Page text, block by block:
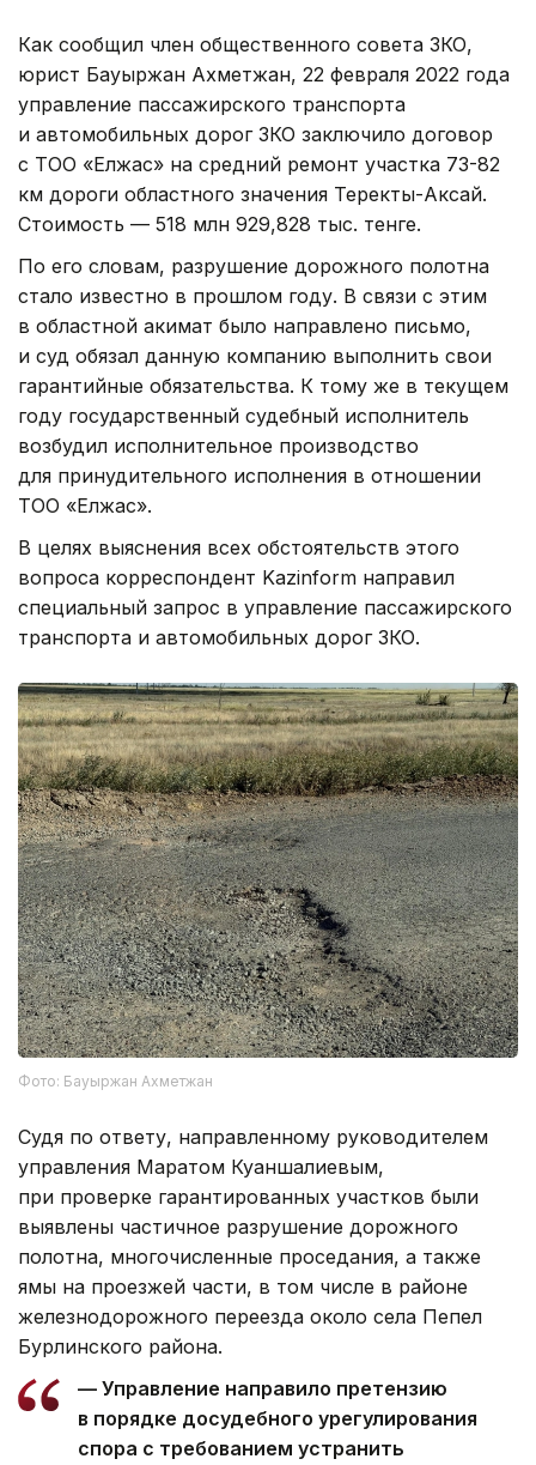
Как сообщил член общественного совета ЗКО,
юрист Бауыржан Ахметжан, 22 февраля 2022 года
управление пассажирского транспорта
и автомобильных дорог ЗКО заключило договор
с ТОО «Елжас» на средний ремонт участка 73-82
км дороги областного значения Теректы-Аксай.
Стоимость — 518 млн 929,828 тыс. тенге.
По его словам, разрушение дорожного полотна
стало известно в прошлом году. В связи с этим
в областной акимат было направлено письмо,
и суд обязал данную компанию выполнить свои
гарантийные обязательства. К тому же в текущем
году государственный судебный исполнитель
возбудил исполнительное производство
для принудительного исполнения в отношении
ТОО «Елжас».
В целях выяснения всех обстоятельств этого
вопроса корреспондент Kazinform направил
специальный запрос в управление пассажирского
транспорта и автомобильных дорог ЗКО.
Фото: Бауыржан Ахметжан
Судя по ответу, направленному руководителем
управления Маратом Куаншалиевым,
при проверке гарантированных участков были
выявлены частичное разрушение дорожного
полотна, многочисленные проседания, а также
ямы на проезжей части, в том числе в районе
железнодорожного переезда около села Пепел
Бурлинского района.
— Управление направило претензию
в порядке досудебного урегулирования
спора с требованием устранить